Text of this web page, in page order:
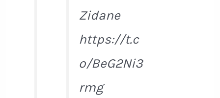
Zidane
https://t.c
o/BeG2Ni3
rmg